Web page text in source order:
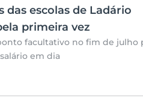
escolas de Ladário
primeira vez
facultativo no fim de julho
em dia